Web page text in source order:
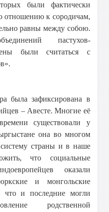
были фактически
отношению к сородичам,
равны между собою.
пастухов-
были считаться с
была зафиксирована в
– Авесте. Многие её
существовали у
она во многом
страны и в наше
что социальные
оказали
и монгольские
что и последние могли
родственной